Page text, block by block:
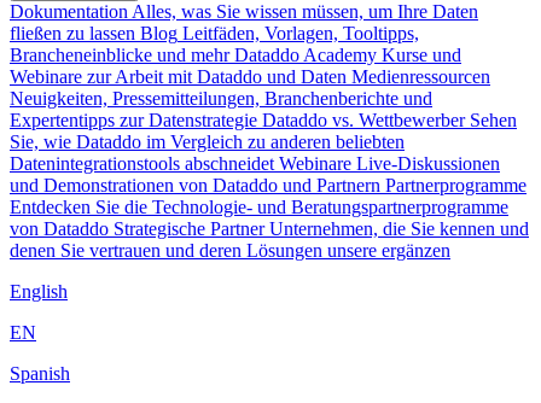
Dokumentation Alles, was Sie wissen müssen, um Ihre Daten
fließen zu lassen Blog Leitfäden, Vorlagen, Tooltipps,
Brancheneinblicke und mehr Dataddo Academy Kurse und
Webinare zur Arbeit mit Dataddo und Daten Medienressourcen
Neuigkeiten, Pressemitteilungen, Branchenberichte und
Expertentipps zur Datenstrategie Dataddo vs. Wettbewerber Sehen
Sie, wie Dataddo im Vergleich zu anderen beliebten
Datenintegrationstools abschneidet Webinare Live-Diskussionen
und Demonstrationen von Dataddo und Partnern Partnerprogramme
Entdecken Sie die Technologie- und Beratungspartnerprogramme
von Dataddo Strategische Partner Unternehmen, die Sie kennen und
denen Sie vertrauen und deren Lösungen unsere ergänzen
English
EN
Spanish